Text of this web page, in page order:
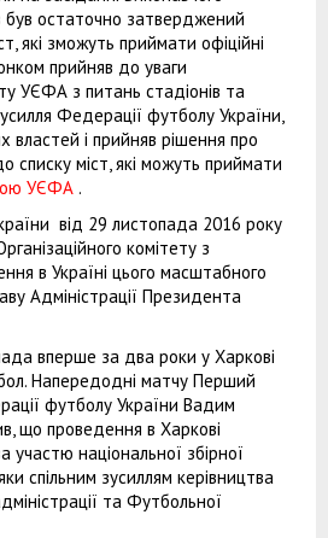
остаточно затверджений
які зможуть приймати офіційні
прийняв до уваги
УЄФА з питань стадіонів та
Федерації футболу України,
властей і прийняв рішення про
списку міст, які можуть приймати
УЄФА .
від 29 листопада 2016 року
комітету з
в Україні цього масштабного
Адміністрації Президента
вперше за два роки у Харкові
Напередодні матчу Перший
футболу України Вадим
що проведення в Харкові
участю національної збірної
спільним зусиллям керівництва
та Футбольної